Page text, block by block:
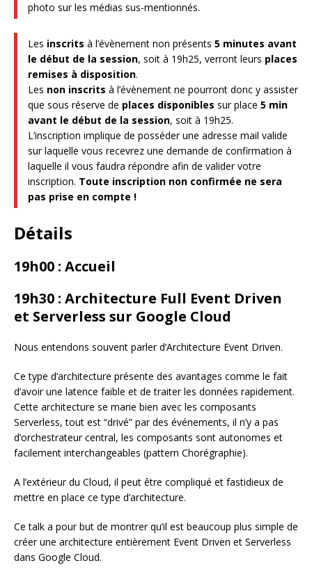
photo sur les médias sus-mentionnés.
Les inscrits à l’évènement non présents 5 minutes avant
le début de la session, soit à 19h25, verront leurs places
remises à disposition.
Les non inscrits à l’évènement ne pourront donc y assister
que sous réserve de places disponibles sur place 5 min
avant le début de la session, soit à 19h25.
L’inscription implique de posséder une adresse mail valide
sur laquelle vous recevrez une demande de confirmation à
laquelle il vous faudra répondre afin de valider votre
inscription. Toute inscription non confirmée ne sera
pas prise en compte !
Détails
19h00 : Accueil
19h30 : Architecture Full Event Driven
et Serverless sur Google Cloud
Nous entendons souvent parler d’Architecture Event Driven.
Ce type d’architecture présente des avantages comme le fait
d’avoir une latence faible et de traiter les données rapidement.
Cette architecture se marie bien avec les composants
Serverless, tout est “drivé” par des événements, il n’y a pas
d’orchestrateur central, les composants sont autonomes et
facilement interchangeables (pattern Chorégraphie).
A l’extérieur du Cloud, il peut être compliqué et fastidieux de
mettre en place ce type d’architecture.
Ce talk a pour but de montrer qu’il est beaucoup plus simple de
créer une architecture entièrement Event Driven et Serverless
dans Google Cloud.